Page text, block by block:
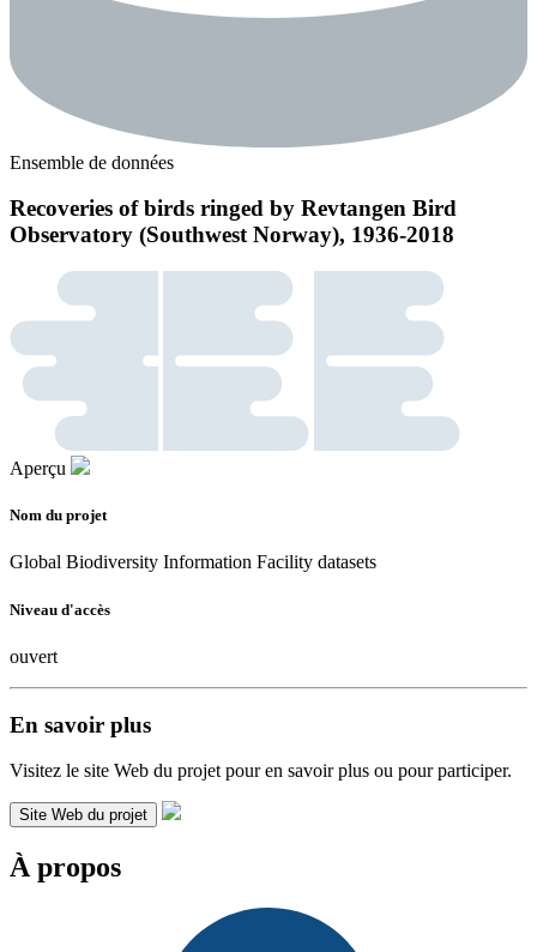
Ensemble de données
Recoveries of birds ringed by Revtangen Bird
Observatory (Southwest Norway), 1936-2018
Aperçu
Nom du projet
Global Biodiversity Information Facility datasets
Niveau d'accès
ouvert
En savoir plus
Visitez le site Web du projet pour en savoir plus ou pour participer.
Site Web du projet
À propos